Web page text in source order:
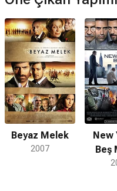
filmi ve dizide rol almıştır.
filminde Rahşan Ecevit'i
üyesidir.
Beyaz Melek
2007
New
Beş